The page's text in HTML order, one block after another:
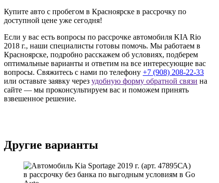
Купите авто с пробегом в Красноярске в рассрочку по
доступной цене уже сегодня!
Если у вас есть вопросы по рассрочке автомобиля KIA Rio
2018 г., наши специалисты готовы помочь. Мы работаем в
Красноярске, подробно расскажем об условиях, подберем
оптимальные варианты и ответим на все интересующие вас
вопросы. Свяжитесь с нами по телефону +7 (908) 208-22-33
или оставьте заявку через удобную форму обратной связи на
сайте — мы проконсультируем вас и поможем принять
взвешенное решение.
Другие варианты